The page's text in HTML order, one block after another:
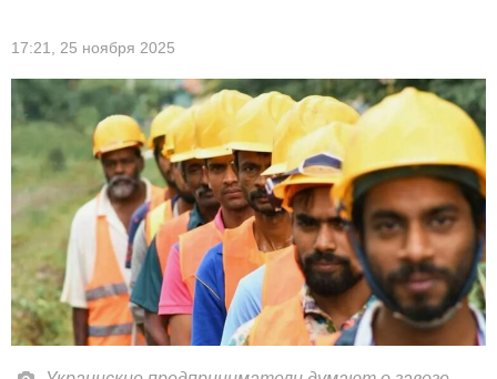
17:21, 25 ноября 2025